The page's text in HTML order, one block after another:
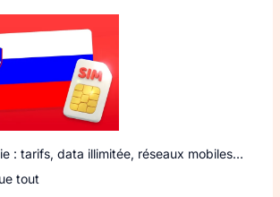
: tarifs, data illimitée, réseaux mobiles…
tout